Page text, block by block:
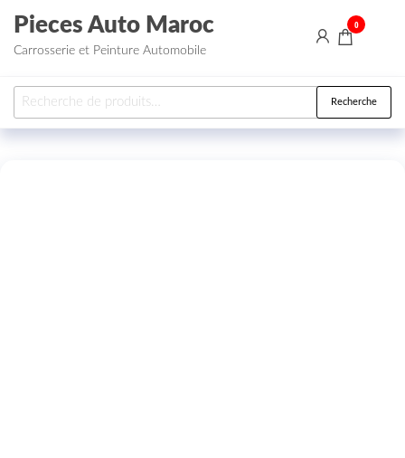
Aller au contenu
Pieces Auto Maroc
Carrosserie et Peinture Automobile
0
Recherche pour : Recherche